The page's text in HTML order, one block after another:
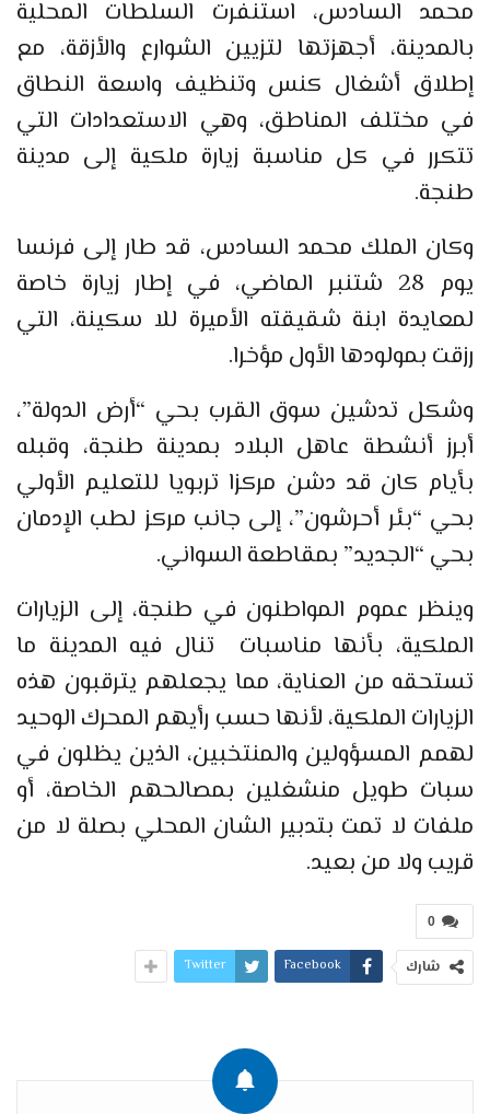
محمد السادس، استنفرت السلطات المحلية
بالمدينة، أجهزتها لتزيين الشوارع والأزقة، مع
إطلاق أشغال كنس وتنظيف واسعة النطاق
في مختلف المناطق، وهي الاستعدادات التي
تتكرر في كل مناسبة زيارة ملكية إلى مدينة
طنجة.
وكان الملك محمد السادس، قد طار إلى فرنسا
يوم 28 شتنبر الماضي، في إطار زيارة خاصة
لمعايدة ابنة شقيقته الأميرة للا سكينة، التي
رزقت بمولودها الأول مؤخرا.
وشكل تدشين سوق القرب بحي “أرض الدولة”،
أبرز أنشطة عاهل البلاد بمدينة طنجة، وقبله
بأيام كان قد دشن مركزا تربويا للتعليم الأولي
بحي “بئر أحرشون”، إلى جانب مركز لطب الإدمان
بحي “الجديد” بمقاطعة السواني.
وينظر عموم المواطنون في طنجة، إلى الزيارات
الملكية، بأنها مناسبات تنال فيه المدينة ما
تستحقه من العناية، مما يجعلهم يترقبون هذه
الزيارات الملكية، لأنها حسب رأيهم المحرك الوحيد
لهمم المسؤولين والمنتخبين، الذين يظلون في
سبات طويل منشغلين بمصالحهم الخاصة، أو
ملفات لا تمت بتدبير الشان المحلي بصلة لا من
قريب ولا من بعيد.
0
شارك Facebook
Twitter